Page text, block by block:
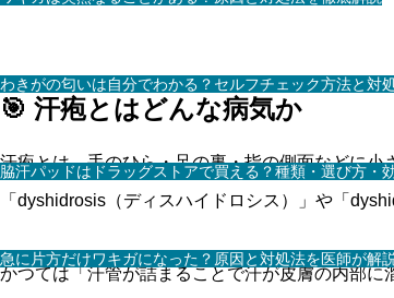
わきがの匂いは自分でわかる？セルフチェック方法と対
脇汗パッドはドラッグストアで買える？種類・選び方・
急に片方だけワキガになった？原因と対処法を医師が解説
🎯 汗疱とはどんな病気か
汗疱とは、手のひら・足の裏・指の側面などに
「dyshidrosis（ディスハイドロシス）」や「
かつては「汗管が詰まることで汗が皮膚の内部